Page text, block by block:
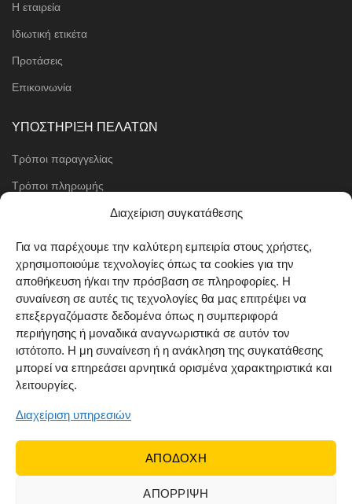
Διαχείριση συγκατάθεσης
Για να παρέχουμε την καλύτερη εμπειρία στους χρήστες,
χρησιμοποιούμε τεχνολογίες όπως τα cookies για την
αποθήκευση ή/και την πρόσβαση σε πληροφορίες. Η
συναίνεση σε αυτές τις τεχνολογίες θα μας επιτρέψει να
επεξεργαζόμαστε δεδομένα όπως η συμπεριφορά
περιήγησης ή μοναδικά αναγνωριστικά σε αυτόν τον
ιστότοπο. Η μη συναίνεση ή η ανάκληση της συγκατάθεσης
μπορεί να επηρεάσει αρνητικά ορισμένα χαρακτηριστικά και
λειτουργίες.
Διαχείριση υπηρεσιών
ΑΠΟΔΟΧΗ
ΑΠΟΡΡΙΨΗ
Η εταιρεία
Ιδιωτική ετικέτα
Προτάσεις
Επικοινωνία
ΥΠΟΣΤΗΡΙΞΗ ΠΕΛΑΤΩΝ
Τρόποι παραγγελίας
Τρόποι πληρωμής
Μέθοδοι αποστολής
Πολιτική επιστροφών
Όροι χρήσης
Cookie Policy (EU)
ΑΚΟΛΟΥΘΗΣΤΕ ΜΑΣ
Web development